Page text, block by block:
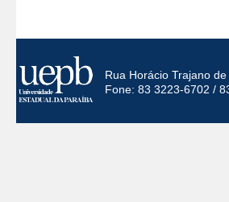
Rua Horácio Trajano
Fone: 83 3223-6702 /